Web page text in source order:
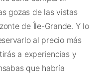
gozas de las vistas
de Île-Grande. Y lo
al precio más
a experiencias y
que habría